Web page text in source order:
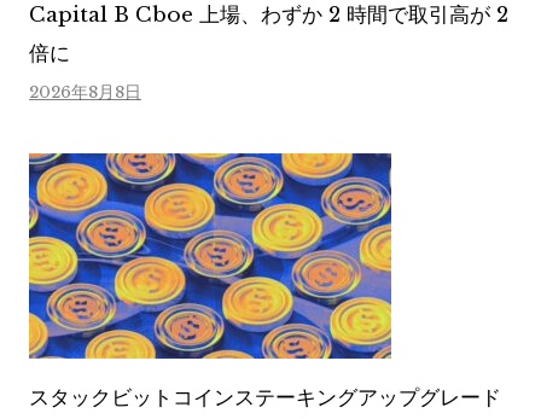
Capital B Cboe 上場、わずか 2 時間で取引高が 2
倍に
2026年8月8日
スタックビットコインステーキングアップグレード